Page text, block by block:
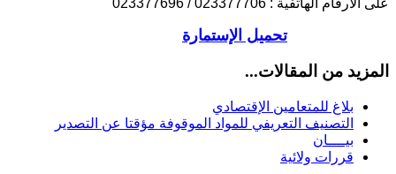
على الأرقام الهاتفية : 023377706
/ 023377696
تحميل الإستمارة
المزيد من المقالات...
بلاغ للمتعامين الإقتصادي
التصنيف التعريفي للمواد الموقوفة مؤقتا عن التصدير
بيــــان
قررات ولائية